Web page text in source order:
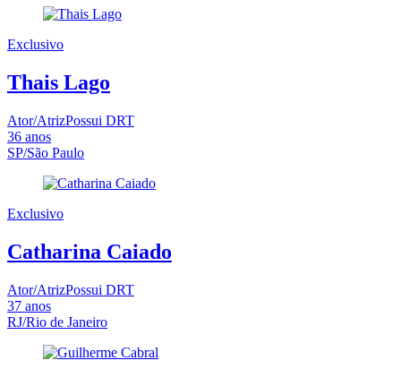
Exclusivo
Thais Lago
Ator/AtrizPossui DRT
36 anos
SP/São Paulo
Exclusivo
Catharina Caiado
Ator/AtrizPossui DRT
37 anos
RJ/Rio de Janeiro